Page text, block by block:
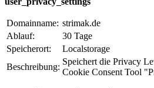
Domainname: strimak.de
Ablauf:
30 Tage
Speicherort:
Localstorage
Beschreibung:
Speichert die Privacy
Cookie Consent Tool